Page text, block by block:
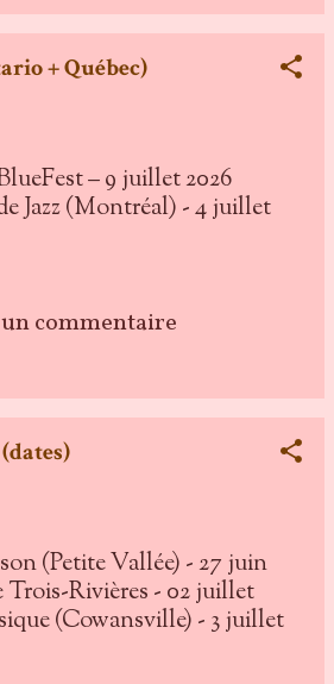
+ Québec)
– 9 juillet 2026
Jazz (Montréal) - 4 juillet
commentaire
(Petite Vallée) - 27 juin
Trois-Rivières - 02 juillet
(Cowansville) - 3 juillet